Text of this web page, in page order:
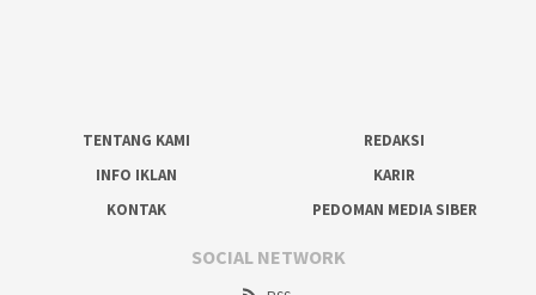
TENTANG KAMI
REDAKSI
INFO IKLAN
KARIR
KONTAK
PEDOMAN MEDIA SIBER
SOCIAL NETWORK